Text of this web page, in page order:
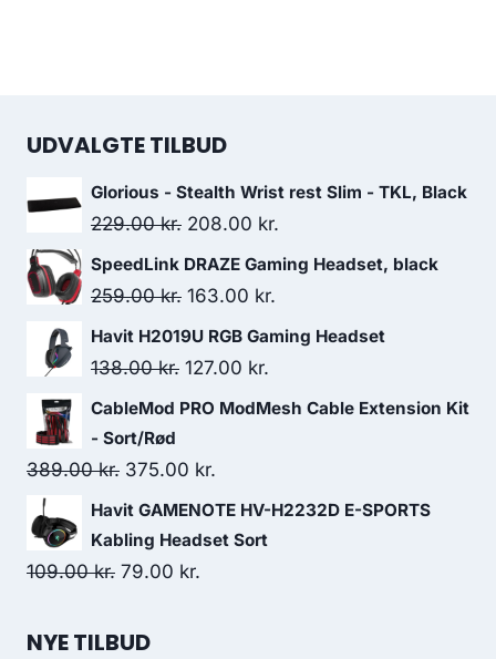
UDVALGTE TILBUD
Glorious - Stealth Wrist rest Slim - TKL, Black
229.00kr. Original
price
was:
208.00 kr.
price
SpeedLink DRAZE Gaming Headset, black
259.00kr. Original
price
was:
163.00 kr.
price
Havit H2019U RGB Gaming Headset
138.00kr. Original
price
138.00 kr..
127.00 kr.
price
CableMod PRO ModMesh Cable Extension Kit
- Sort/Rød
389.00kr. Original
price
was:
389.00 kr..
375.00 kr.
price
is:
Havit GAMENOTE HV-H2232D E-SPORTS
Kabling Headset Sort
109.00kr. Original
was:
79.00 kr.
NYE TILBUD